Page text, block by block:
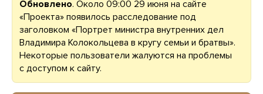
Обновлено. Около 09:00 29 июня на сайте
«Проекта» появилось расследование под
заголовком «Портрет министра внутренних дел
Владимира Колокольцева в кругу семьи и братвы».
Некоторые пользователи жалуются на проблемы
с доступом к сайту.